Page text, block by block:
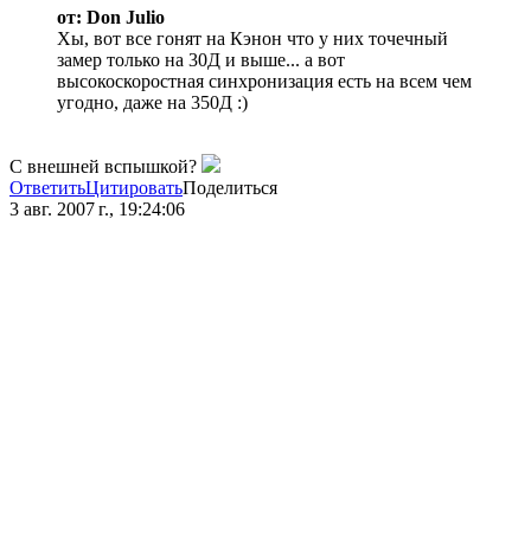
от: Don Julio
Хы, вот все гонят на Кэнон что у них точечный
замер только на 30Д и выше... а вот
высокоскоростная синхронизация есть на всем чем
угодно, даже на 350Д :)
С внешней вспышкой?
ОтветитьЦитироватьПоделиться
3 авг. 2007 г., 19:24:06